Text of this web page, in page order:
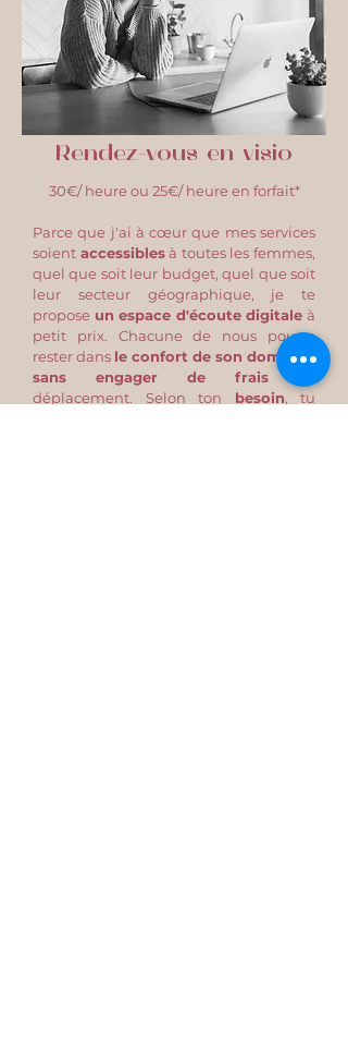
30€/ heure ou 25€/ heure en forfait*
Parce que j'ai à cœur que mes services
soient accessiblesà toutes les femmes,
quel que soit leur budget, quel que soit
leur secteur géographique, je te
propose un espace d'écoute digitale à
petit prix. Chacune de nous pourra
rester dans le confort de son domicile,
sans engager de frais de
déplacement. Selon ton besoin, tu
Rendez-vous en visio